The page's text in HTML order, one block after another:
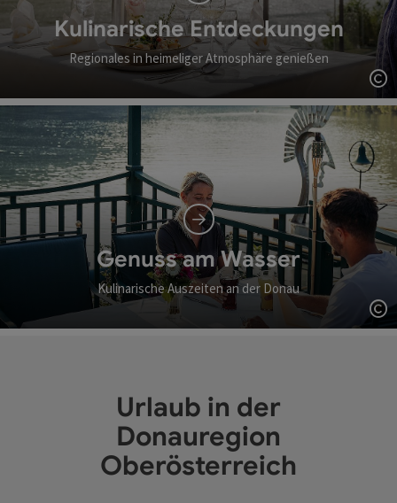
Kulinarische Entdeckungen
Regionales in heimeliger Atmosphäre genießen
Genuss am Wasser
Kulinarische Auszeiten an der Donau
Urlaub in der
Donauregion
Oberösterreich